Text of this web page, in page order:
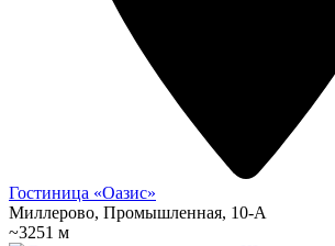
Гостиница «Оазис»
Миллерово, Промышленная, 10-А
~3251 м